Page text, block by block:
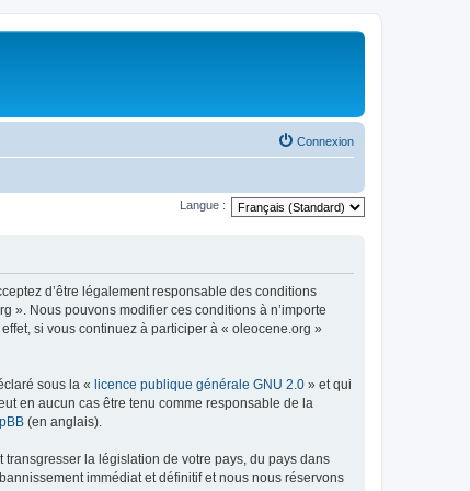
Connexion
Langue :
d’être légalement responsable des conditions
». Nous pouvons modifier ces conditions à n’importe
si vous continuez à participer à « oleocene.org »
sous la « licence publique générale GNU 2.0 » et qui
en aucun cas être tenu comme responsable de la
(en anglais).
la législation de votre pays, du pays dans
immédiat et définitif et nous nous réservons